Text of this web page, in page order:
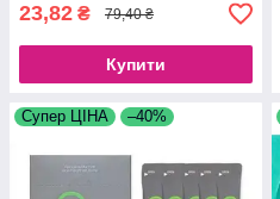
23,82 ₴ 79,40 ₴
Купити
Супер ЦІНА –40%